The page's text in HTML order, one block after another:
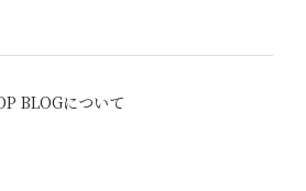
BLOGについて